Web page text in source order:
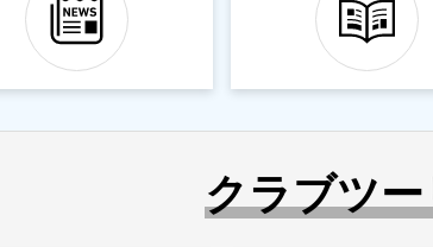
クラブツ